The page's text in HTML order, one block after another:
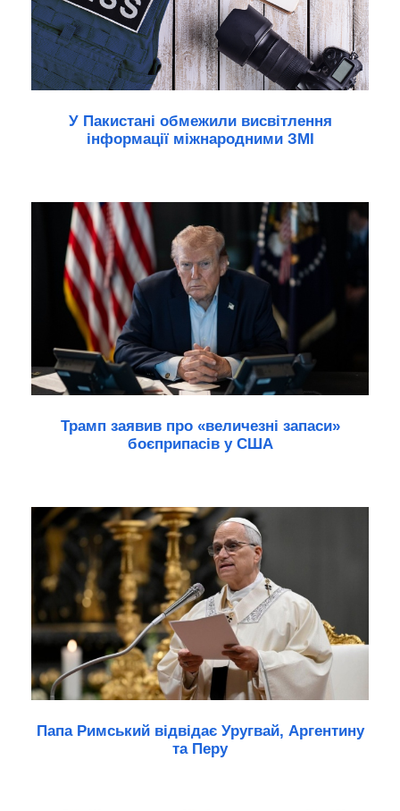
У Пакистані обмежили висвітлення
інформації міжнародними ЗМІ
Трамп заявив про «величезні запаси»
боєприпасів у США
Папа Римський відвідає Уругвай, Аргентину
та Перу